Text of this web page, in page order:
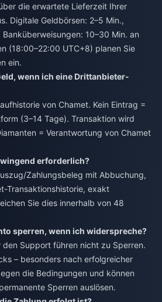
die erwartete Lieferzeit Ihrer
Digitale Geldbörsen: 2–5 Min.,
10–30 Min. an
(18:00–22:00 UTC+8) planen Sie
ein.
wenn ich eine Drittanbieter-
von Chamet. Kein Eintrag =
(3–14 Tage). Transaktion wird
= Verantwortung von Chamet
erforderlich?
Zahlungsbeleg mit Abbuchung,
Transaktionshistorie, exakt
Sie dies innerhalb von 48
sperren, wenn ich widerspreche?
Support führen nicht zu Sperren.
– besonders nach erfolgreicher
die Bedingungen und können
Sperren auslösen.